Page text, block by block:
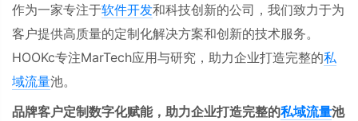
作为一家专注于软件开发和科技创新的公司，我们致力于为
客户提供高质量的定制化解决方案和创新的技术服务。
HOOKc专注MarTech应用与研究，助力企业打造完整的私
域流量池。
品牌客户定制数字化赋能，助力企业打造完整的私域流量池